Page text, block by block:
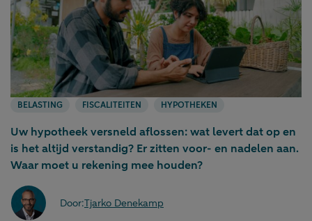
BELASTING FISCALITEITEN HYPOTHEKEN
Uw hypotheek versneld aflossen: wat levert dat op en
is het altijd verstandig? Er zitten voor- en nadelen aan.
Waar moet u rekening mee houden?
Door:Tjarko Denekamp